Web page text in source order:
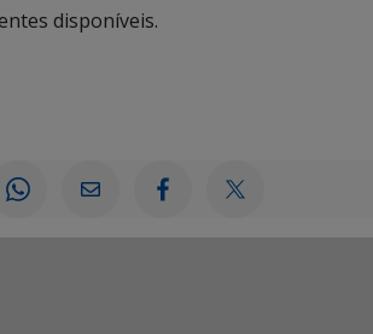
disponíveis.